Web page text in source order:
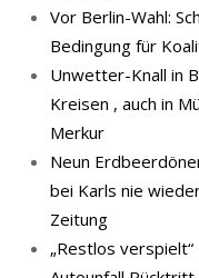
Vor Berlin-Wahl:
Bedingung für
Unwetter-Knall in
Kreisen , auch in
Merkur
Neun
bei Karls nie
Zeitung
„Restlos